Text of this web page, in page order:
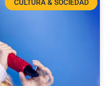
CULTURA & SOCIEDAD